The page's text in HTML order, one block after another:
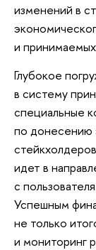
изменений в
и
Глубокое
в систему
специальные
по донесению
идет в
с
Успешным
не только
и мониторинг